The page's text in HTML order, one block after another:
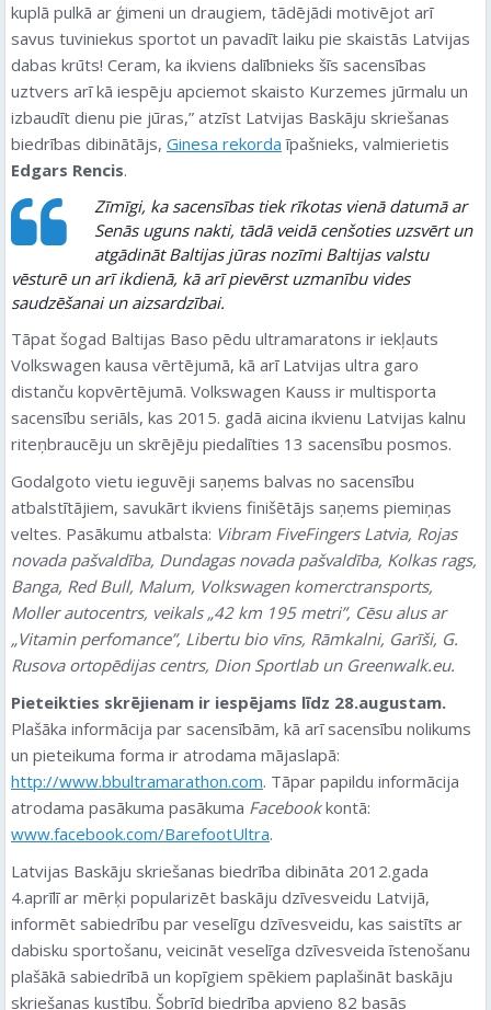
kuplā pulkā ar ģimeni un draugiem, tādējādi motivējot arī
savus tuviniekus sportot un pavadīt laiku pie skaistās Latvijas
dabas krūts! Ceram, ka ikviens dalībnieks šīs sacensības
uztvers arī kā iespēju apciemot skaisto Kurzemes jūrmalu un
izbaudīt dienu pie jūras,” atzīst Latvijas Baskāju skriešanas
biedrības dibinātājs, Ginesa rekorda īpašnieks, valmierietis
Edgars Rencis.
Zīmīgi, ka sacensības tiek rīkotas vienā datumā ar
Senās uguns nakti, tādā veidā cenšoties uzsvērt un
atgādināt Baltijas jūras nozīmi Baltijas valstu
vēsturē un arī ikdienā, kā arī pievērst uzmanību vides
saudzēšanai un aizsardzībai.
Tāpat šogad Baltijas Baso pēdu ultramaratons ir iekļauts
Volkswagen kausa vērtējumā, kā arī Latvijas ultra garo
distanču kopvērtējumā. Volkswagen Kauss ir multisporta
sacensību seriāls, kas 2015. gadā aicina ikvienu Latvijas kalnu
riteņbraucēju un skrējēju piedalīties 13 sacensību posmos.
Godalgoto vietu ieguvēji saņems balvas no sacensību
atbalstītājiem, savukārt ikviens finišētājs saņems piemiņas
veltes. Pasākumu atbalsta: Vibram FiveFingers Latvia, Rojas
novada pašvaldība, Dundagas novada pašvaldība, Kolkas rags,
Banga, Red Bull, Malum, Volkswagen komerctransports,
Moller autocentrs, veikals „42 km 195 metri”, Cēsu alus ar
„Vitamin perfomance”, Libertu bio vīns, Rāmkalni, Garīši, G.
Rusova ortopēdijas centrs, Dion Sportlab un Greenwalk.eu.
Pieteikties skrējienam ir iespējams līdz 28.augustam.
Plašāka informācija par sacensībām, kā arī sacensību nolikums
un pieteikuma forma ir atrodama mājaslapā:
http://www.bbultramarathon.com. Tāpar papildu informācija
atrodama pasākuma pasākuma Facebookkontā:
www.facebook.com/BarefootUltra.
Latvijas Baskāju skriešanas biedrība dibināta 2012.gada
4.aprīlī ar mērķi popularizēt baskāju dzīvesveidu Latvijā,
informēt sabiedrību par veselīgu dzīvesveidu, kas saistīts ar
dabisku sportošanu, veicināt veselīga dzīvesveida īstenošanu
plašākā sabiedrībā un kopīgiem spēkiem paplašināt baskāju
skriešanas kustību. Šobrīd biedrība apvieno 82 basās